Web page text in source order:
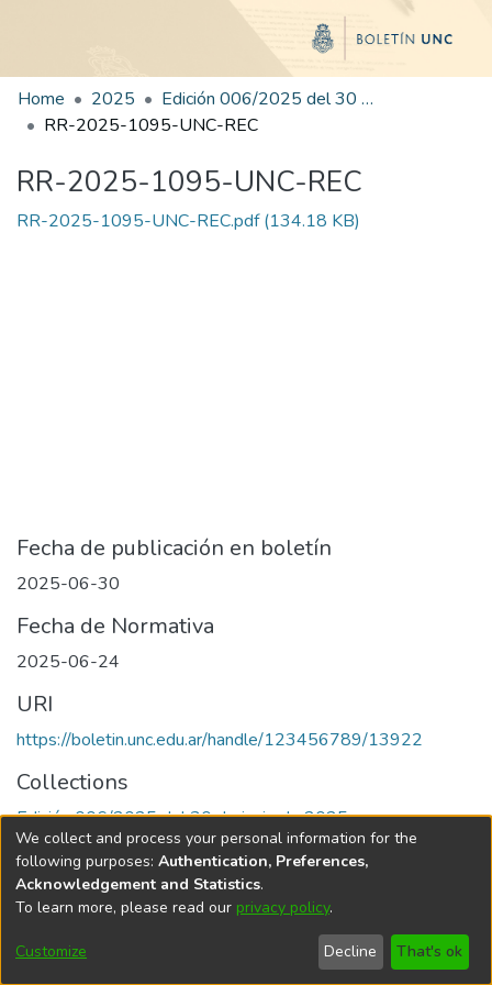
Home 2025
Edición 006/2025 del 30 de junio de 2025
RR-2025-1095-UNC-REC
RR-2025-1095-UNC-REC
RR-2025-1095-UNC-REC.pdf(134.18 KB)
Fecha de publicación en boletín
2025-06-30
Fecha de Normativa
2025-06-24
URI
https://boletin.unc.edu.ar/handle/123456789/13922
Collections
Edición 006/2025 del 30 de junio de 2025
Universidad Nacional de Córdoba
We collect and process your personal information for the
following purposes: Authentication, Preferences,
Acknowledgement and Statistics.
To learn more, please read our privacy policy.
Customize Decline That's ok